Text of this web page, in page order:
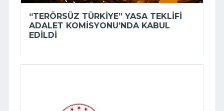
“TERÖRSÜZ TÜRKIYE” YASA TEKLIFI
ADALET KOMISYONU’NDA KABUL
EDILDI